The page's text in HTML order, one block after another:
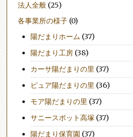
法人全般 (25)
各事業所の様子 (0)
陽だまりホーム (37)
陽だまり工房 (38)
カーサ陽だまりの里 (37)
ピュア陽だまりの里 (36)
モア陽だまりの里 (37)
サニースポット高塚 (37)
陽だまり保育園 (37)